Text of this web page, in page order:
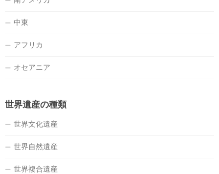
中東
アフリカ
オセアニア
世界遺産の種類
世界文化遺産
世界自然遺産
世界複合遺産